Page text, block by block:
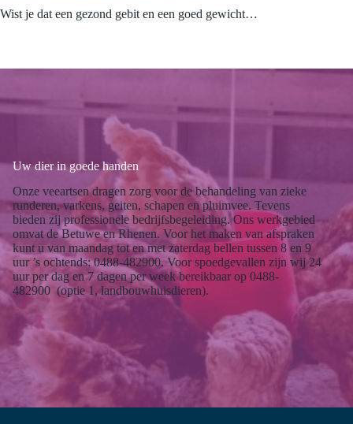
Wist je dat een gezond gebit en een goed gewicht…
Uw dier in goede handen
Onze veeartsen dragen zorg voor de behandeling van zieke
runderen, varkens, geiten, schapen en pluimvee. Tevens
bieden zij professionele bedrijfsbegeleiding. Ons werkgebied
omvat de Betuwe en Rhenen. Voor het maken van afspraken
kunt u van maandag tot en met zaterdag bellen tussen 8 en 9
uur ’s ochtends: 0488-482900. Voor spoedgevallen zijn wij 24
uur per dag en 7 dagen per week bereikbaar op 0488-
482900 (optie 1, landbouwhuisdieren).